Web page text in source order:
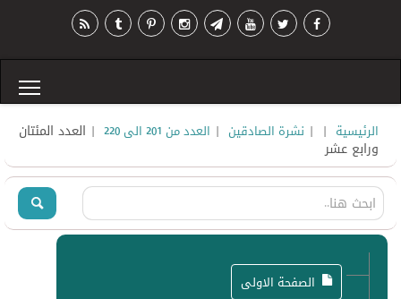
الرئيسية |
| نشرة الصادقين | العدد من 201 الى 220 | العدد المئتان
ورابع عشر
الصفحة الاولى